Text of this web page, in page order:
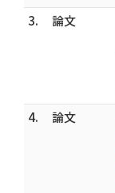
3.
論文
4.
論文